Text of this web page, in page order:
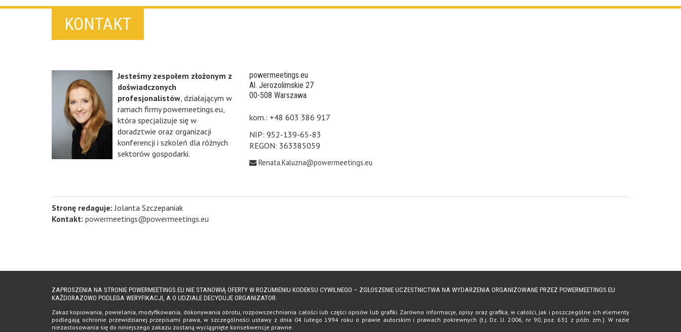
KONTAKT
Jesteśmy zespołem złożonym z
doświadczonych
profesjonalistów, działającym w
ramach firmy powemeetings.eu,
która specjalizuje się w
doradztwie oraz organizacji
konferencji i szkoleń dla różnych
sektorów gospodarki.
powermeetings.eu
Al. Jerozolimskie 27
00-508 Warszawa
kom.: +48 603 386 917
NIP: 952-139-65-83
REGON: 363385059
Renata.Kaluzna@powermeetings.eu
Stronę redaguje: Jolanta Szczepaniak
Kontakt: powermeetings@powermeetings.eu
ZAPROSZENIA NA STRONIE POWERMEETINGS.EU NIE STANOWIĄ OFERTY W ROZUMIENIU KODEKSU CYWILNEGO – ZGŁOSZENIE UCZESTNICTWA NA WYDARZENIA ORGANIZOWANE PRZEZ POWERMEETINGS.EU
KAŻDORAZOWO PODLEGA WERYFIKACJI, A O UDZIALE DECYDUJE ORGANIZATOR.
Zakaz kopiowania, powielania, modyfikowania, dokonywania obrotu, rozpowszechniania całości lub części opisów lub grafiki. Zarówno informacje, opisy oraz grafika, w całości, jak i poszczególne ich elementy
podlegają ochronie przewidzianej przepisami prawa, w szczególności ustawy z dnia 04 lutego 1994 roku o prawie autorskim i prawach pokrewnych (t.j. Dz. U. 2006, nr 90, poz. 631 z późn. zm.). W razie
niezastosowania się do niniejszego zakazu zostaną wyciągnięte konsekwencje prawne.